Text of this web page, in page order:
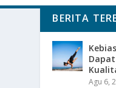
BERITA
Agu 6,